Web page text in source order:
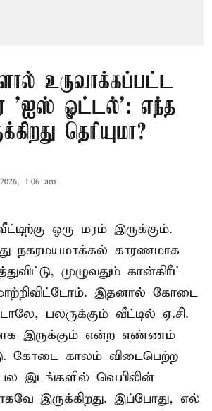
உருவாக்கப்பட்ட
'ஐஸ் ஓட்டல்': எந்த
தெரியுமா?
1:06 am
ஒரு மரம் இருக்கும்.
நகரமயமாக்கல் காரணமாக
முழுவதும் கான்கிரீட்
இதனால் கோடை
பலருக்கும் வீட்டில் ஏ.சி.
இருக்கும் என்ற எண்ணம்
கோடை காலம் விடைபெற்ற
இடங்களில் வெயிலின்
இருக்கிறது. இப்போது, எல்